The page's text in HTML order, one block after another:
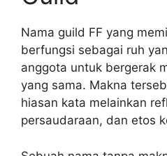
Nama guild FF yang
berfungsi sebagai ruh
anggota untuk bergerak
yang sama. Makna
hiasan kata melainkan
persaudaraan, dan etos